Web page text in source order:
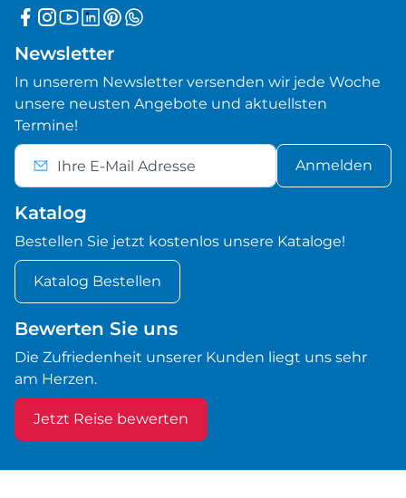
Newsletter
In unserem Newsletter versenden wir jede Woche
unsere neusten Angebote und aktuellsten
Termine!
Anmelden
Katalog
Bestellen Sie jetzt kostenlos unsere Kataloge!
Katalog Bestellen
Bewerten Sie uns
Die Zufriedenheit unserer Kunden liegt uns sehr
am Herzen.
Jetzt Reise bewerten